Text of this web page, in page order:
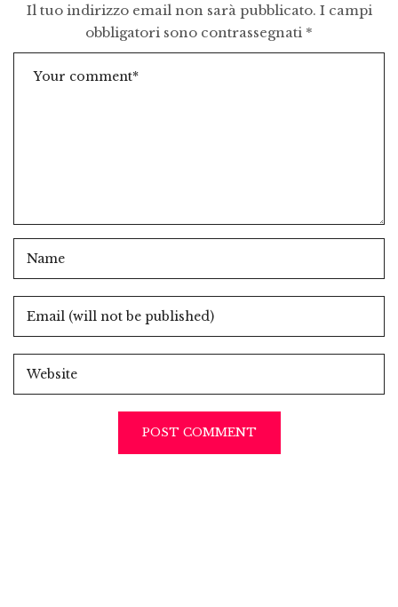
Il tuo indirizzo email non sarà pubblicato. I campi
obbligatori sono contrassegnati *